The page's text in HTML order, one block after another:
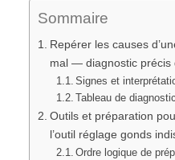
Sommaire
Repérer les causes
mal — diagnostic précis
Signes et
Tableau de
Outils et préparation
l’outil réglage gonds
Ordre logique de